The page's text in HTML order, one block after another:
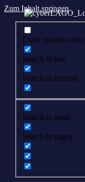
Zum Inhalt springen
Exact matches only
Search in title
Search in content
Search in posts
Search in pages